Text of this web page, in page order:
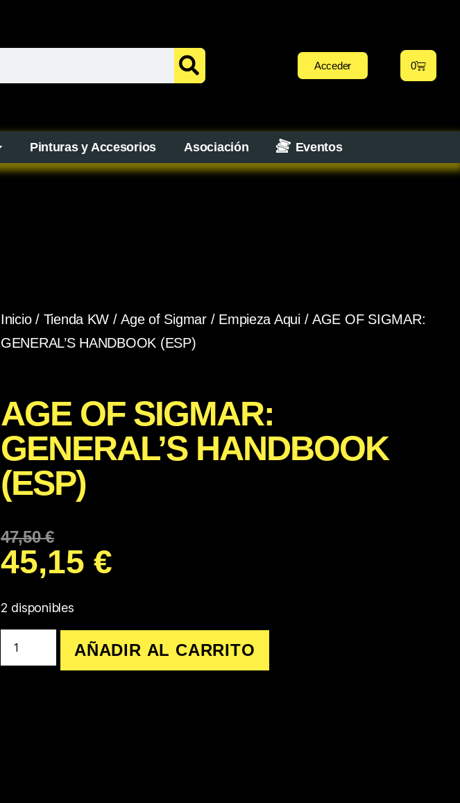
Acceder 0
Pinturas y Accesorios Asociación Eventos
Inicio/ Tienda KW /Age of Sigmar/ Empieza Aqui/ AGE OF SIGMAR:
GENERAL’S HANDBOOK (ESP)
AGE OF SIGMAR:
GENERAL’S HANDBOOK
(ESP)
47,50€
45,15 €
2 disponibles
AÑADIR AL CARRITO